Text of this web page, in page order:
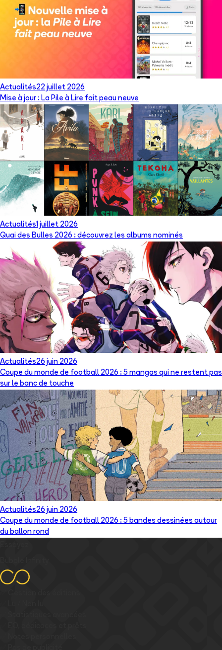
Actualités22 juillet 2026
Mise à jour : La Pile à Lire fait peau neuve
Actualités1 juillet 2026
Quai des Bulles 2026 : découvrez les albums nominés
Actualités26 juin 2026
Coupe du monde de football 2026 : 5 mangas qui ne restent pas
sur le banc de touche
Actualités26 juin 2026
Coupe du monde de football 2026 : 5 bandes dessinées autour
du ballon rond